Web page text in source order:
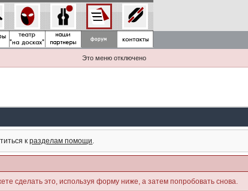
Это меню отключено
кразделам помощи.
сделать это, используя форму ниже, а затем попробовать снова.